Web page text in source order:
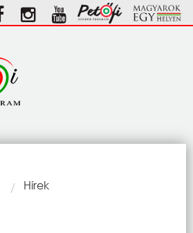
Current:
Hírek